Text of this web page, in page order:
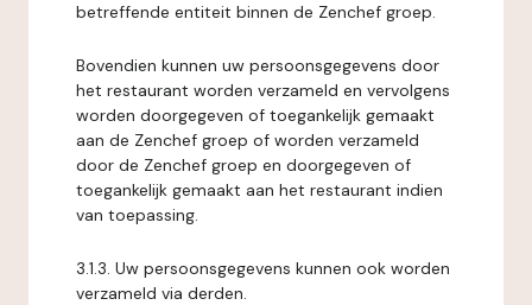
betreffende entiteit binnen de Zenchef groep.
Bovendien kunnen uw persoonsgegevens door
het restaurant worden verzameld en vervolgens
worden doorgegeven of toegankelijk gemaakt
aan de Zenchef groep of worden verzameld
door de Zenchef groep en doorgegeven of
toegankelijk gemaakt aan het restaurant indien
van toepassing.
3.1.3. Uw persoonsgegevens kunnen ook worden
verzameld via derden.